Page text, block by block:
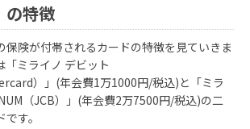
の特徴
保険が付帯されるカードの特徴を見ていきま
ミライノ デビット
）」(年会費1万1000円/税込)と「ミラ
（JCB）」(年会費2万7500円/税込)の二
す。